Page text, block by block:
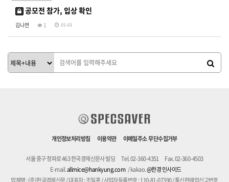
공모전 참가, 입상 확인
김나연 1 01-01
개인정보처리방침 이용약관 이메일주소 무단수집거부
서울 중구 청파로 463 한국경제신문사 빌딩 Tel. 02-360-4351
Fax. 02-360-4503
E-mail.allmice@hankyung.com / kakao.@한경 인사이드
업체명 : (주)한국경제신문 / 대표자 : 조일훈 / 사업자등록번호 : 110-81-07390 / 통신판매업신고번호